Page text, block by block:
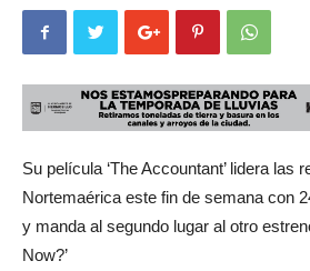
Su película ‘The Accountant’ lidera las
Nortemaérica este fin de semana con
y manda al segundo lugar al otro
Now?’